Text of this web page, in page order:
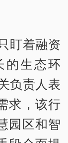
盯着融资
的生态环
负责人表
求，该行
园区和智